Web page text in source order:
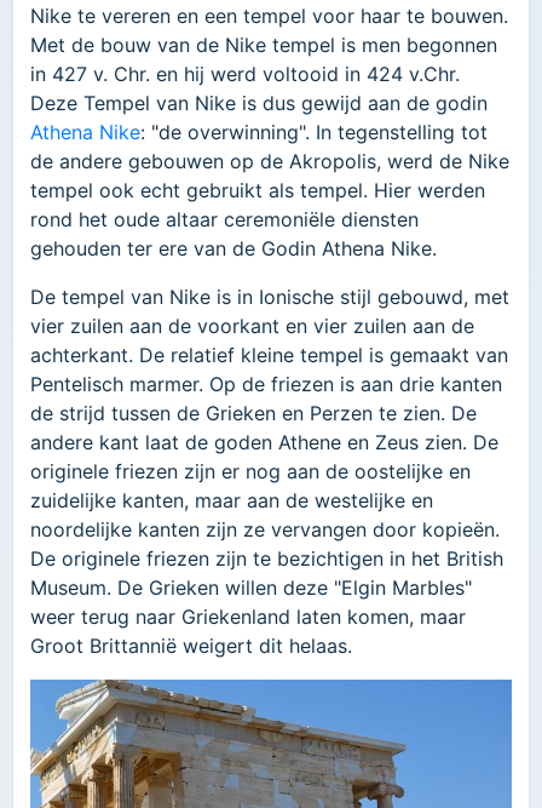
Nike te vereren en een tempel voor haar te bouwen.
Met de bouw van de Nike tempel is men begonnen
in 427 v. Chr. en hij werd voltooid in 424 v.Chr.
Deze Tempel van Nike is dus gewijd aan de godin
Athena Nike: "de overwinning". In tegenstelling tot
de andere gebouwen op de Akropolis, werd de Nike
tempel ook echt gebruikt als tempel. Hier werden
rond het oude altaar ceremoniële diensten
gehouden ter ere van de Godin Athena Nike.
De tempel van Nike is in Ionische stijl gebouwd, met
vier zuilen aan de voorkant en vier zuilen aan de
achterkant. De relatief kleine tempel is gemaakt van
Pentelisch marmer. Op de friezen is aan drie kanten
de strijd tussen de Grieken en Perzen te zien. De
andere kant laat de goden Athene en Zeus zien. De
originele friezen zijn er nog aan de oostelijke en
zuidelijke kanten, maar aan de westelijke en
noordelijke kanten zijn ze vervangen door kopieën.
De originele friezen zijn te bezichtigen in het British
Museum. De Grieken willen deze "Elgin Marbles"
weer terug naar Griekenland laten komen, maar
Groot Brittannië weigert dit helaas.